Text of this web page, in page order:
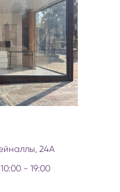
24A
- 19:00